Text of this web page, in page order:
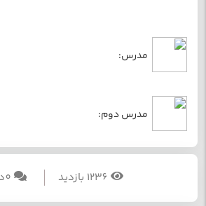
مدرس:
مدرس دوم: